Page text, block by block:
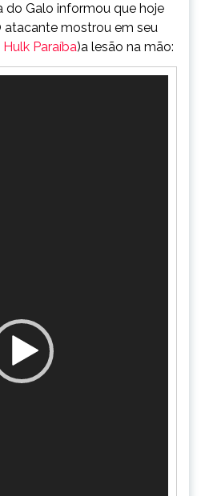
do Galo informou que hoje
atacante mostrou em seu
Paraíba)a lesão na mão: